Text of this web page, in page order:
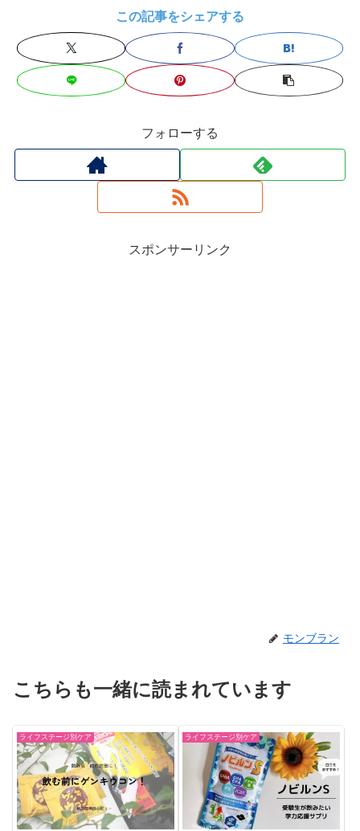
この記事をシェアする
フォローする
スポンサーリンク
モンブラン
こちらも一緒に読まれています
ライフステージ別ケア ライフステージ別ケア